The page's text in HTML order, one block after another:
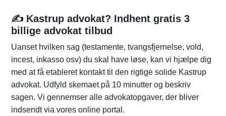
✍️ Kastrup advokat? Indhent gratis 3
billige advokat tilbud
Uanset hvilken sag (testamente, tvangsfjernelse, vold,
incest, inkasso osv) du skal have løse, kan vi hjælpe dig
med at få etableret kontakt til den rigtige solide Kastrup
advokat. Udfyld skemaet på 10 minutter og beskriv
sagen. Vi gennemser alle advokatopgaver, der bliver
indsendt via vores online portal.